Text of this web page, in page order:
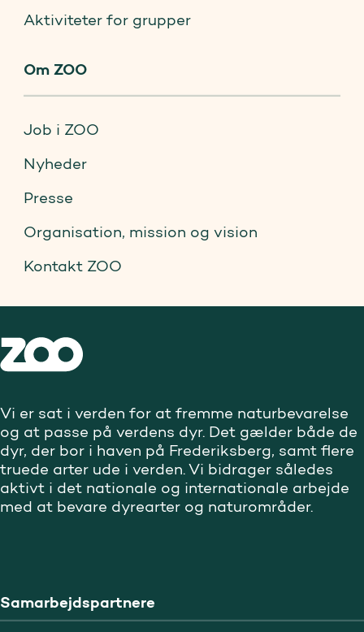
Aktiviteter for grupper
Om ZOO
Job i ZOO
Nyheder
Presse
Organisation, mission og vision
Kontakt ZOO
Vi er sat i verden for at fremme naturbevarelse
og at passe på verdens dyr. Det gælder både de
dyr, der bor i haven på Frederiksberg, samt flere
truede arter ude i verden. Vi bidrager således
aktivt i det nationale og internationale arbejde
med at bevare dyrearter og naturområder.
Samarbejdspartnere